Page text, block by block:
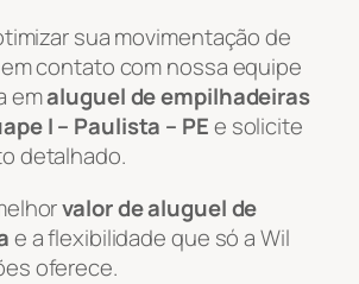
sua movimentação de
contato com nossa equipe
emaluguel de empilhadeiras
I – Paulista – PEe solicite
detalhado.
valor de aluguel de
e a flexibilidade que só a Wil
oferece.